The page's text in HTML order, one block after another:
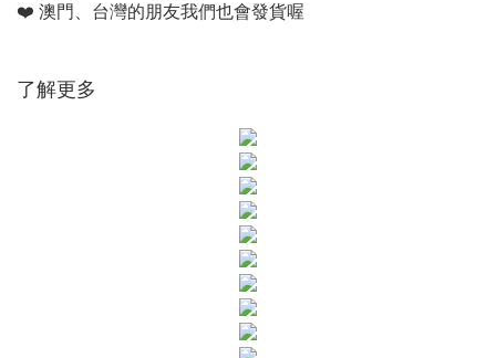
❤️ 澳門、台灣的朋友我們也會發貨喔
了解更多